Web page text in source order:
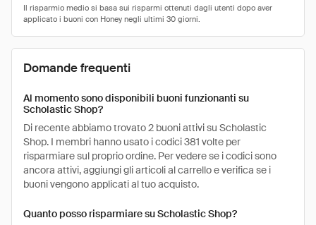
Domande frequenti
Al momento sono disponibili buoni funzionanti su
Scholastic Shop?
Di recente abbiamo trovato 2 buoni attivi su Scholastic
Shop. I membri hanno usato i codici 381 volte per
risparmiare sul proprio ordine. Per vedere se i codici sono
ancora attivi, aggiungi gli articoli al carrello e verifica se i
buoni vengono applicati al tuo acquisto.
Quanto posso risparmiare su Scholastic Shop?